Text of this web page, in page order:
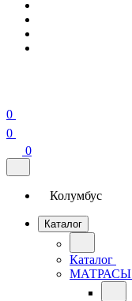
0
0
0
Колумбус
Каталог
Каталог
МАТРАСЫ